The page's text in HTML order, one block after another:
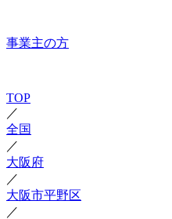
事業主の方
TOP
／
全国
／
大阪府
／
大阪市平野区
／